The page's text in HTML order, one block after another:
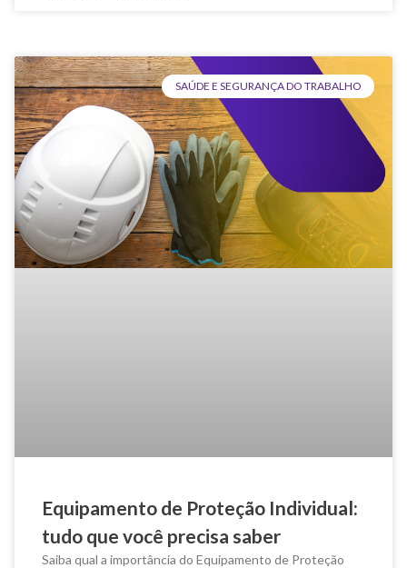
SAÚDE E SEGURANÇA DO TRABALHO
Equipamento de Proteção Individual:
tudo que você precisa saber
Saiba qual a importância do Equipamento de Proteção